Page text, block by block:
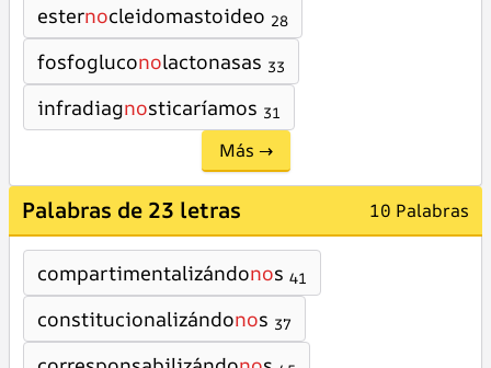
esternocleidomastoideo 28
fosfogluconolactonasas 33
infradiagnosticaríamos 31
Más →
Palabras de 23 letras 10 Palabras
compartimentalizándonos 41
constitucionalizándonos 37